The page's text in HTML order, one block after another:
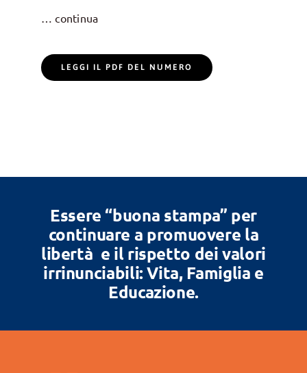
… continua
LEGGI IL PDF DEL NUMERO
Essere “buona stampa” per
continuare a promuovere la
libertà e il rispetto dei valori
irrinunciabili: Vita, Famiglia e
Educazione.